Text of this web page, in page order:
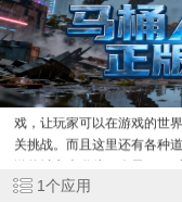
休闲益智
39348款应用
赛车竞速
很多玩家都玩过经典的
戏，让玩家可以在游戏的世
关挑战。而且这里还有各种
激的城市大乱斗。今天521g
的朋友可以来下载安装。
1个应用